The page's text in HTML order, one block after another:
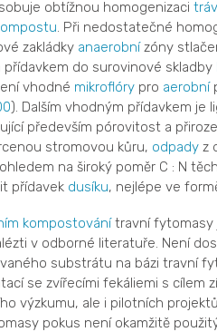
obtížnou homogenizaci
. Při nedostatečné
zakládky anaerobnízóny
do surovinové skladby
vhodné mikroflórypro aerobní
). Dalším vhodným přídavkem je
především pórovitost a
stromovou kůru, odpadyz
ohledem na široký poměr C : N
přídavek dusíku, nejlépe ve
kompostovánítravní fytomasy
v odborné literatuře. Není
substrátu na bázi travní
se zvířecími fekáliemi s cílem
výzkumu, ale i pilotních
pokus není okamžitě